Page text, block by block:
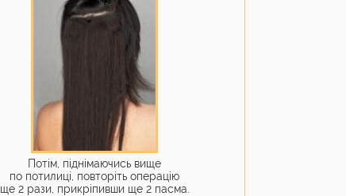
Потім, піднімаючись вище
по потилиці, повторіть операцію
ще 2 рази, прикріпивши ще 2 пасма.